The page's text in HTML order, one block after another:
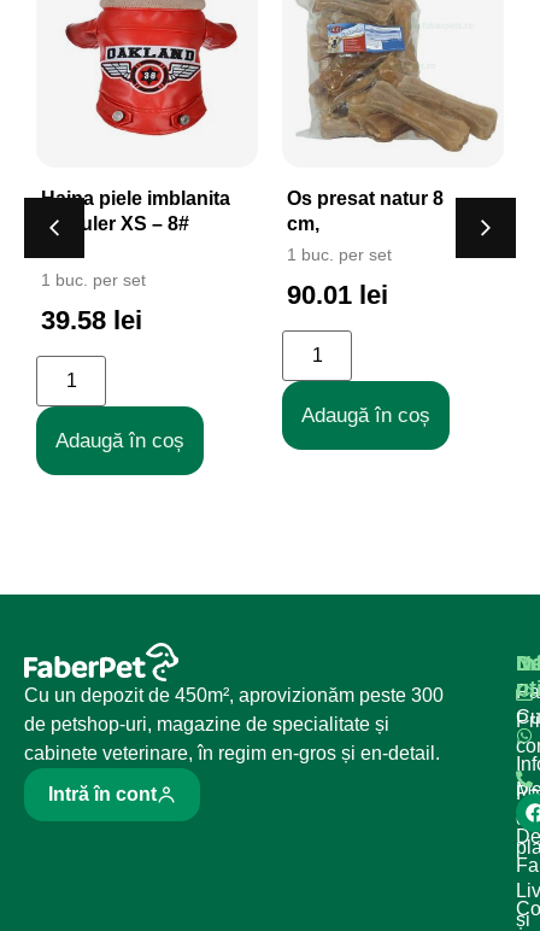
Os presat natur 8
cm,
1 buc. per set
90.01 lei
Adaugă în coș
Tesala-perie cu dinti
plastic 12 cm
1 buc. per set
12.68 lei
Adaugă în coș
Cu un depozit de 450m², aprovizionăm peste 300
de petshop-uri, magazine de specialitate și
cabinete veterinare, în regim en-gros și en-detail.
Intră în cont
de
și